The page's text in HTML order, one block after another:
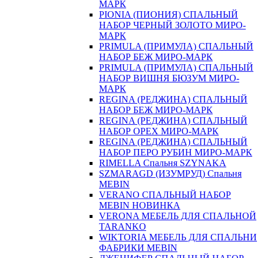
МАРК
PIONIA (ПИОНИЯ) СПАЛЬНЫЙ
НАБОР ЧЕРНЫЙ ЗОЛОТО МИРО-
МАРК
PRIMULA (ПРИМУЛА) СПАЛЬНЫЙ
НАБОР БЕЖ МИРО-МАРК
PRIMULA (ПРИМУЛА) СПАЛЬНЫЙ
НАБОР ВИШНЯ БЮЗУМ МИРО-
МАРК
REGINA (РЕДЖИНА) СПАЛЬНЫЙ
НАБОР БЕЖ МИРО-МАРК
REGINA (РЕДЖИНА) СПАЛЬНЫЙ
НАБОР ОРЕХ МИРО-МАРК
REGINA (РЕДЖИНА) СПАЛЬНЫЙ
НАБОР ПЕРО РУБИН МИРО-МАРК
RIMELLA Спальня SZYNAKA
SZMARAGD (ИЗУМРУД) Спальня
MEBIN
VERANO СПАЛЬНЫЙ НАБОР
MEBIN НОВИНКА
VERONA МЕБЕЛЬ ДЛЯ СПАЛЬНОЙ
TARANKO
WIKTORIA МЕБЕЛЬ ДЛЯ СПАЛЬНИ
ФАБРИКИ MEBIN